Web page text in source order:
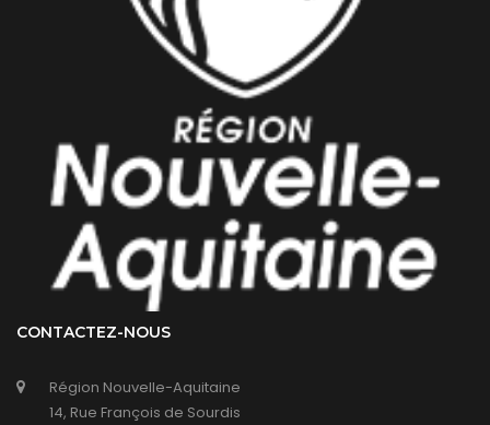
CONTACTEZ-NOUS
Région Nouvelle-Aquitaine
14, Rue François de Sourdis